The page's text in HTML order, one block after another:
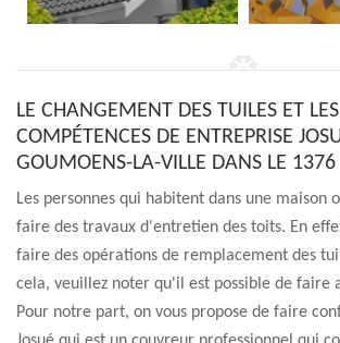
LE CHANGEMENT DES TUILES ET LES
COMPÉTENCES DE ENTREPRISE
GOUMOENS-LA-VILLE DANS LE 1376
Les personnes qui habitent dans une maison
faire des travaux d'entretien des toits. En
faire des opérations de remplacement des
cela, veuillez noter qu'il est possible de faire
Pour notre part, on vous propose de faire